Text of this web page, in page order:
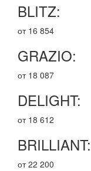
BLITZ:
от 16 854
GRAZIO:
от 18 087
DELIGHT:
от 18 612
BRILLIANT:
от 22 200